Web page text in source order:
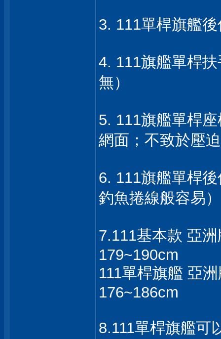
3. 111單桿旗艦
4. 111旗艦單桿
無）
5. 111旗艦單桿
網面；不致於壓
6. 111旗艦單桿
釣魚捲線般容易
7.111基本款 亞
179~190cm
111單桿旗艦 亞
176~186cm
8.111單桿旗艦可